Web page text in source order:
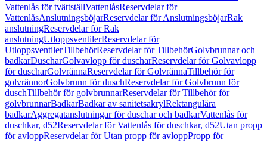
Vattenlås för tvättställVattenlåsReservdelar för
VattenlåsAnslutningsböjarReservdelar för AnslutningsböjarRak
anslutningReservdelar för Rak
anslutningUtloppsventilerReservdelar för
UtloppsventilerTillbehörReservdelar för TillbehörGolvbrunnar och
badkarDuscharGolvavlopp för duscharReservdelar för Golvavlopp
för duscharGolvrännaReservdelar för GolvrännaTillbehör för
golvrännorGolvbrunn för duschReservdelar för Golvbrunn för
duschTillbehör för golvbrunnarReservdelar för Tillbehör för
golvbrunnarBadkarBadkar av sanitetsakrylRektangulära
badkarAggregatanslutningar för duschar och badkarVattenlås för
duschkar, d52Reservdelar för Vattenlås för duschkar, d52Utan propp
för avloppReservdelar för Utan propp för avloppPropp för